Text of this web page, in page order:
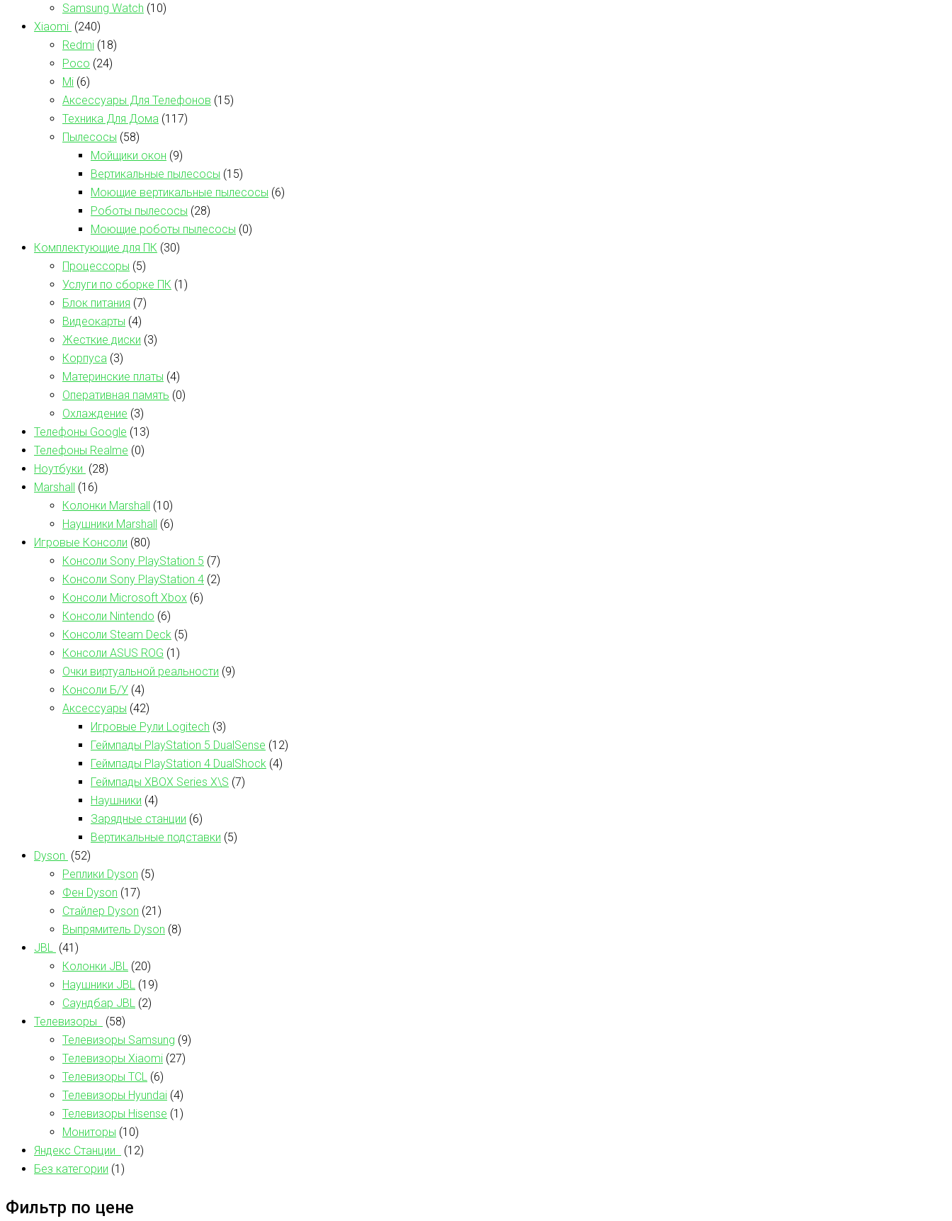
Samsung Watch (10)
Xiaomi (240)
Redmi (18)
Poco (24)
Mi (6)
Аксессуары Для Телефонов (15)
Техника Для Дома (117)
Пылесосы (58)
Мойщики окон (9)
Вертикальные пылесосы (15)
Моющие вертикальные пылесосы (6)
Роботы пылесосы (28)
Моющие роботы пылесосы (0)
Комплектующие для ПК (30)
Процессоры (5)
Услуги по сборке ПК (1)
Блок питания (7)
Видеокарты (4)
Жесткие диски (3)
Корпуса (3)
Материнские платы (4)
Оперативная память (0)
Охлаждение (3)
Телефоны Google (13)
Телефоны Realme (0)
Ноутбуки (28)
Marshall (16)
Колонки Marshall (10)
Наушники Marshall (6)
Игровые Консоли (80)
Консоли Sony PlayStation 5 (7)
Консоли Sony PlayStation 4 (2)
Консоли Microsoft Xbox (6)
Консоли Nintendo (6)
Консоли Steam Deck (5)
Консоли ASUS ROG (1)
Очки виртуальной реальности (9)
Консоли Б/У (4)
Аксессуары (42)
Игровые Рули Logitech (3)
Геймпады PlayStation 5 DualSense (12)
Геймпады PlayStation 4 DualShock (4)
Геймпады XBOX Series X\S (7)
Наушники (4)
Зарядные станции (6)
Вертикальные подставки (5)
Dyson (52)
Реплики Dyson (5)
Фен Dyson (17)
Стайлер Dyson (21)
Выпрямитель Dyson (8)
JBL
(41)
Колонки JBL (20)
Наушники JBL (19)
Саундбар JBL (2)
Телевизоры
(58)
Телевизоры Samsung (9)
Телевизоры Xiaomi (27)
Телевизоры TCL (6)
Телевизоры Hyundai (4)
Телевизоры Hisense (1)
Мониторы (10)
Яндекс Станции
(12)
Без категории (1)
Фильтр по цене